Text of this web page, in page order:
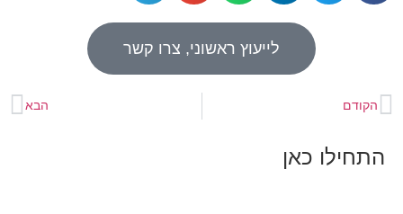
לייעוץ ראשוני, צרו קשר
הקודם הבא
התחילו כאן